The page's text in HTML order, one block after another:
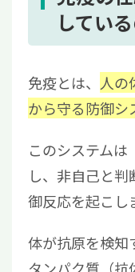
ら身体を守る重
してい
免疫とは、 人の
から守る防御シ
このシステム
し、非自己と
御反応を起こし
体が抗原を検知
タンパク質（抗